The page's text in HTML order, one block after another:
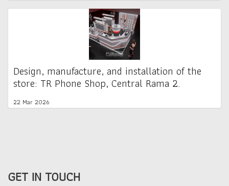
Design, manufacture, and installation of the
store: TR Phone Shop, Central Rama 2.
22 Mar 2026
GET IN TOUCH